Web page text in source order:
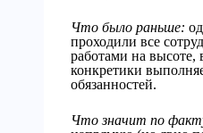
Что было раньше:
проходили все
работами на высоте,
конкретики
обязанностей.
Что значит по